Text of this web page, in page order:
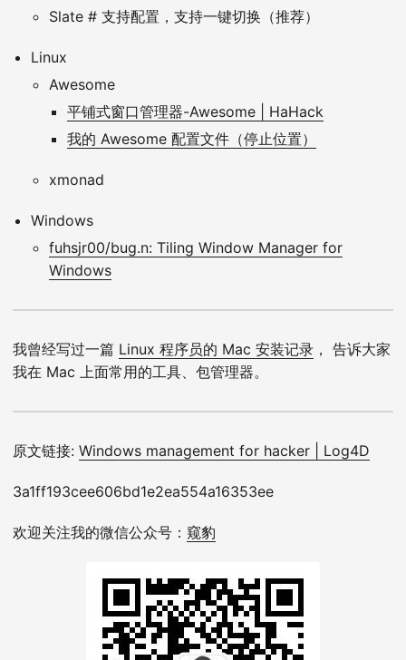
Slate # 支持配置，支持一键切换（推荐）
Linux
Awesome
平铺式窗口管理器-Awesome | HaHack
我的 Awesome 配置文件（停止位置）
xmonad
Windows
fuhsjr00/bug.n: Tiling Window Manager for
Windows
我曾经写过一篇 Linux 程序员的 Mac 安装记录 ， 告诉大家
我在 Mac 上面常用的工具、包管理器。
原文链接: Windows management for hacker | Log4D
3a1ff193cee606bd1e2ea554a16353ee
欢迎关注我的微信公众号： 窥豹